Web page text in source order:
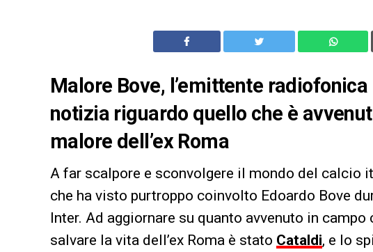
Malore Bove, l’emittente
notizia riguardo quello che è
malore dell’ex Roma
A far scalpore e sconvolgere il mondo del calcio
che ha visto purtroppo coinvolto Edoardo Bove
Inter. Ad aggiornare su quanto avvenuto in
salvare la vita dell’ex Roma è stato Cataldi, e lo